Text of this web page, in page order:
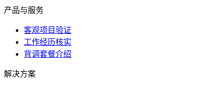
产品与服务
客观项目验证
工作经历核实
背调套餐介绍
解决方案